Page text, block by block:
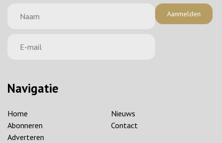
Aanmelden
Navigatie
Home
Nieuws
Abonneren
Contact
Adverteren